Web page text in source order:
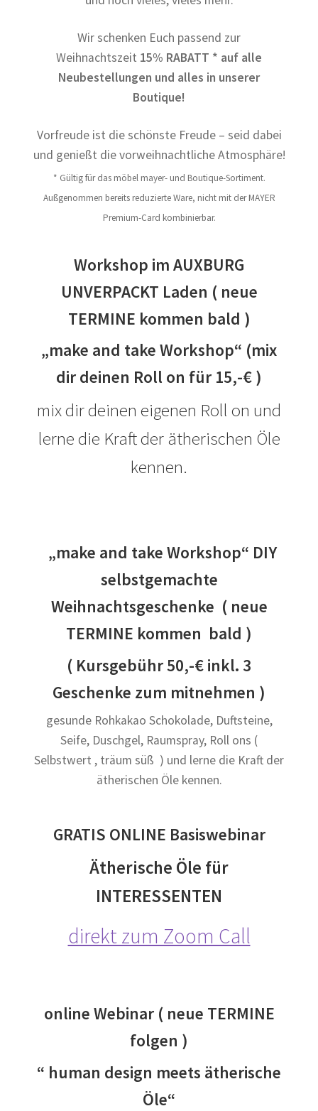
Wir schenken Euch passend zur
Weihnachtszeit 15% RABATT * auf alle
Neubestellungen und alles in unserer
Boutique!
Vorfreude ist die schönste Freude – seid dabei
und genießt die vorweihnachtliche Atmosphäre!
* Gültig für das möbel mayer- und Boutique-Sortiment.
Außgenommen bereits reduzierte Ware, nicht mit der MAYER
Premium-Card kombinierbar.
Workshop im AUXBURG
UNVERPACKT Laden ( neue
TERMINE kommen bald )
„make and take Workshop“ (mix
dir deinen Roll on für 15,-€ )
mix dir deinen eigenen Roll on und
lerne die Kraft der ätherischen Öle
kennen.
„make and take Workshop“ DIY
selbstgemachte
Weihnachtsgeschenke ( neue
TERMINE kommen bald )
( Kursgebühr 50,-€ inkl. 3
Geschenke zum mitnehmen )
gesunde Rohkakao Schokolade, Duftsteine,
Seife, Duschgel, Raumspray, Roll ons (
Selbstwert , träum süß ) und lerne die Kraft der
ätherischen Öle kennen.
GRATIS ONLINE Basiswebinar
Ätherische Öle für
INTERESSENTEN
direkt zum Zoom Call
online Webinar ( neue TERMINE
folgen )
“ human design meets ätherische
Öle“